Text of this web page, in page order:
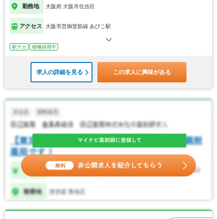
勤務地 大阪府 大阪市住吉区
アクセス 大阪市営御堂筋線 あびこ駅
駅チカ 積極採用中
求人の詳細を見る この求人に興味がある